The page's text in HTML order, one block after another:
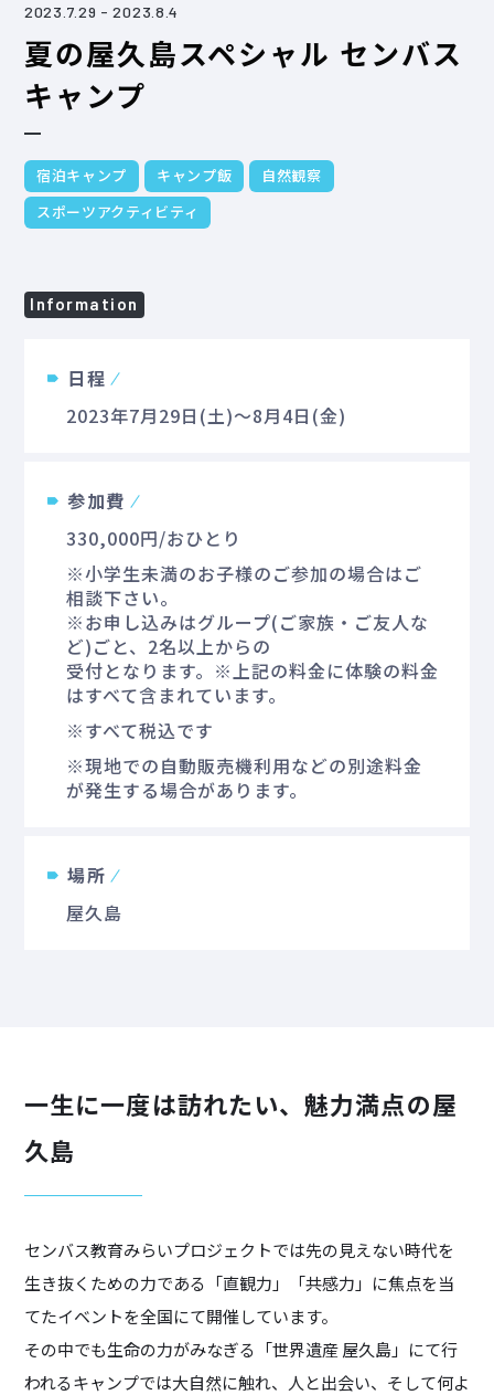
2023.7.29 - 2023.8.4
夏の屋久島スペシャル センバス
キャンプ
宿泊キャンプ キャンプ飯
自然観察
スポーツアクティビティ
Information
日程
2023年7月29日(土)～8月4日(金)
参加費
330,000円/おひとり
※小学生未満のお子様のご参加の場合はご
相談下さい。
※お申し込みはグループ(ご家族・ご友人な
ど)ごと、2名以上からの
受付となります。※上記の料金に体験の料金
はすべて含まれています。
※すべて税込です
※現地での自動販売機利用などの別途料金
が発生する場合があります。
場所
屋久島
一生に一度は訪れたい、魅力満点の屋
久島
センバス教育みらいプロジェクトでは先の見えない時代を
生き抜くための力である「直観力」「共感力」に焦点を当
てたイベントを全国にて開催しています。
その中でも生命の力がみなぎる「世界遺産 屋久島」にて行
われるキャンプでは大自然に触れ、人と出会い、そして何よ